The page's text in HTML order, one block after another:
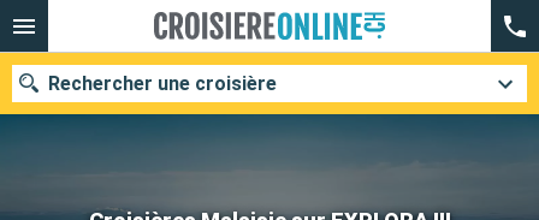
Rechercher une croisière
Nos destinations